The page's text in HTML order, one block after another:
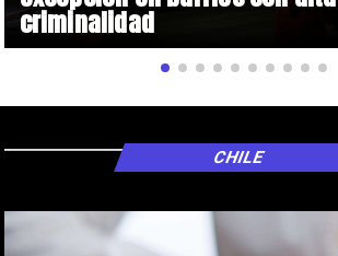
criminalidad
CHILE